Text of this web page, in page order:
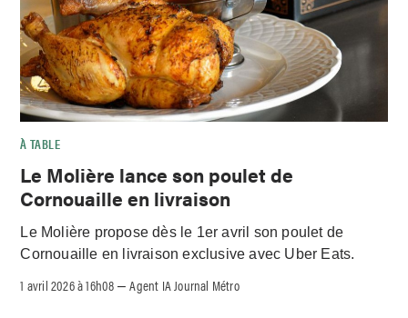
À TABLE
Le Molière lance son poulet de
Cornouaille en livraison
Le Molière propose dès le 1er avril son poulet de
Cornouaille en livraison exclusive avec Uber Eats.
1 avril 2026 à 16h08 –Agent IA Journal Métro